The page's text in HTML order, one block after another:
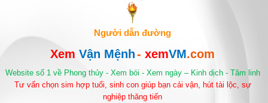
Người dẫn đường
Xem Vận Mệnh- xemVM.com
Website số 1 về Phong thủy - Xem bói - Xem ngày – Kinh dịch - Tâm linh
Tư vấn chọn sim hợp tuổi, sinh con giúp bạn cải vận, hút tài lộc, sự
nghiệp thăng tiến